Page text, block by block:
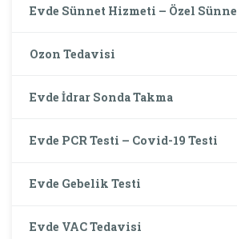
Evde Sünnet Hizmeti – Özel
Ozon Tedavisi
Evde İdrar Sonda Takma
Evde PCR Testi – Covid-19 Testi
Evde Gebelik Testi
Evde VAC Tedavisi